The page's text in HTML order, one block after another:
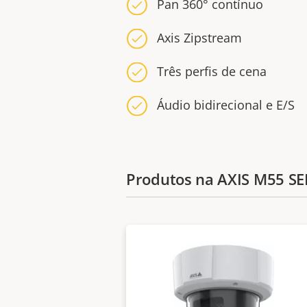
Pan 360° contínuo
Axis Zipstream
Três perfis de cena
Áudio bidirecional e E/S
Produtos na AXIS M55